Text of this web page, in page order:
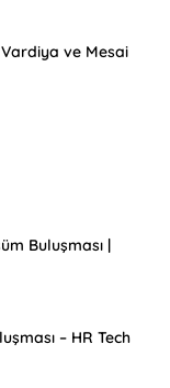
ve Mesai
Buluşması |
– HR Tech